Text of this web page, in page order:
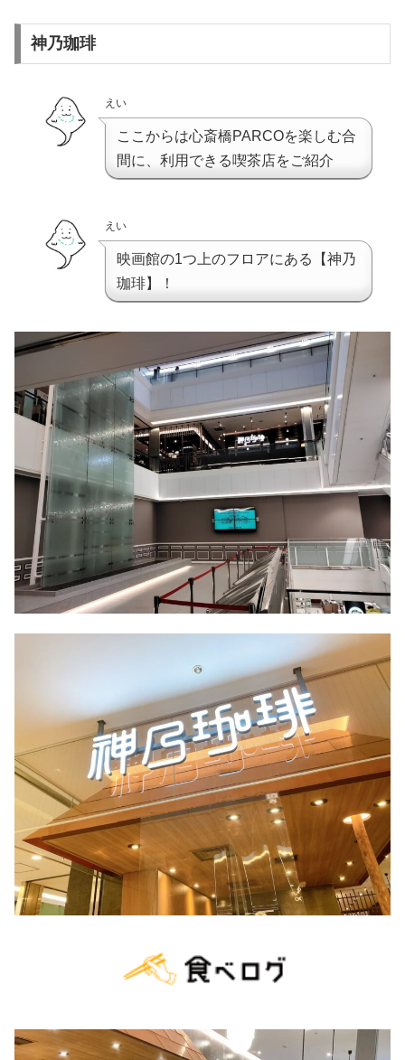
神乃珈琲
えい
ここからは心斎橋PARCOを楽しむ合
間に、利用できる喫茶店をご紹介
えい
映画館の1つ上のフロアにある【神乃
珈琲】！